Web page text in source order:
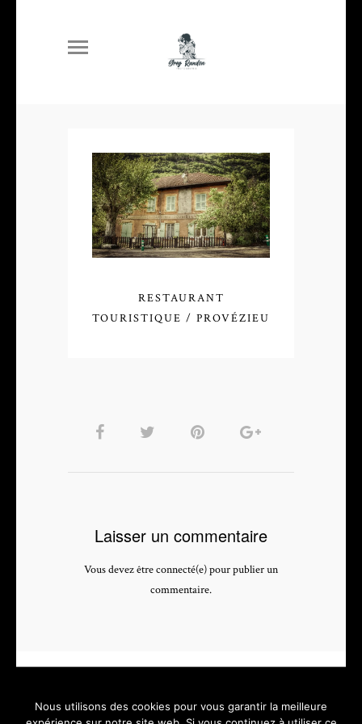
RESTAURANT
TOURISTIQUE / PROVÉZIEU
Laisser un commentaire
Vous devez être connecté(e) pour publier un
commentaire.
Nous utilisons des cookies pour vous garantir la meilleure